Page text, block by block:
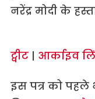
नरेंद्र मोदी के
ट्वीट| आर्काइव
इस पत्र को